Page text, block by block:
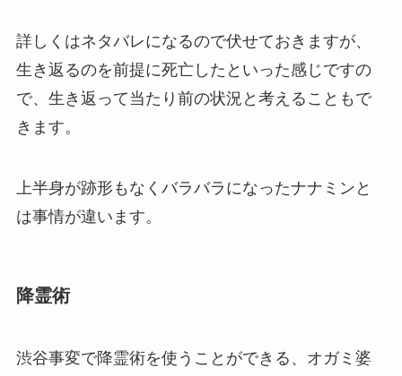
詳しくはネタバレになるので伏せておきますが、
生き返るのを前提に死亡したといった感じですの
で、生き返って当たり前の状況と考えることもで
きます。
上半身が跡形もなくバラバラになったナナミンと
は事情が違います。
降霊術
渋谷事変で降霊術を使うことができる、オガミ婆